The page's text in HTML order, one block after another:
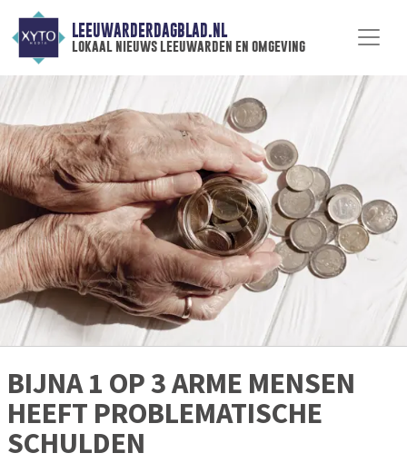
LEEUWARDERDAGBLAD.NL
lokaal nieuws leeuwarden en omgeving
BIJNA 1 OP 3 ARME MENSEN
HEEFT PROBLEMATISCHE
SCHULDEN